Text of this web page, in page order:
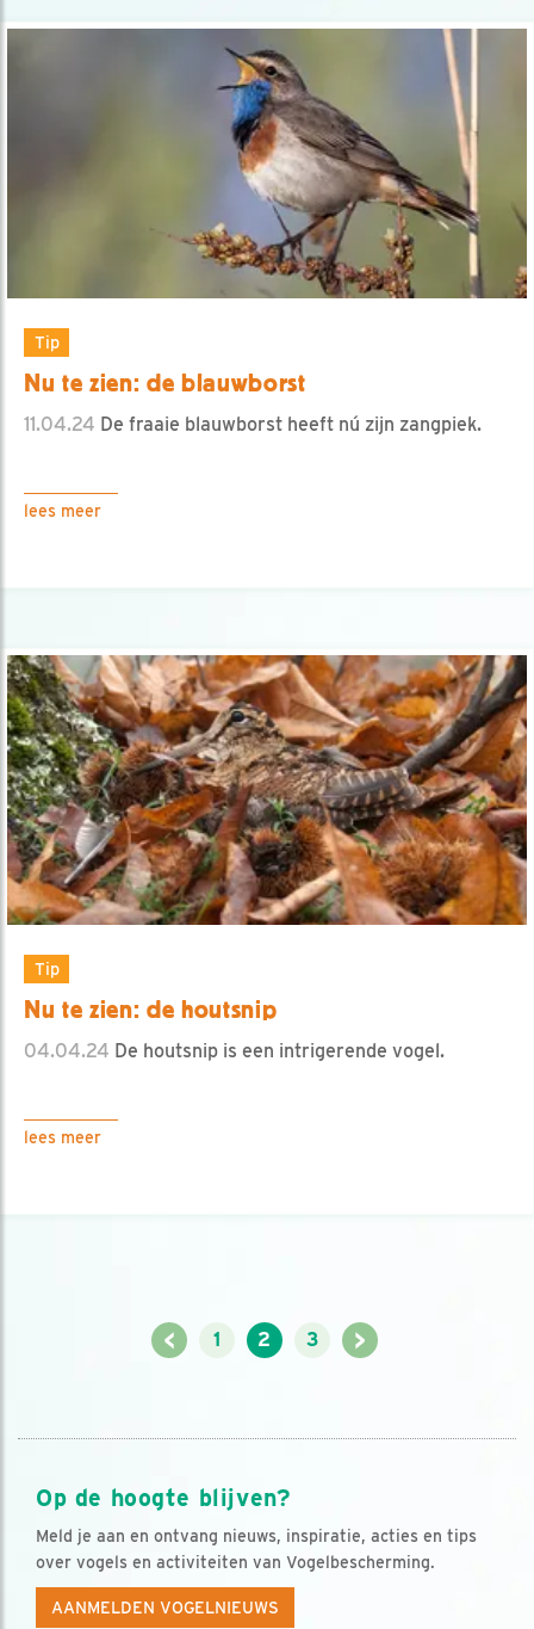
Tip
Nu te zien: de blauwborst
11.04.24 De fraaie blauwborst heeft nú zijn zangpiek.
lees meer
Tip
Nu te zien: de houtsnip
04.04.24 De houtsnip is een intrigerende vogel.
lees meer
< 1 2 3 >
Op de hoogte blijven?
Meld je aan en ontvang nieuws, inspiratie, acties en tips
over vogels en activiteiten van Vogelbescherming.
AANMELDEN VOGELNIEUWS